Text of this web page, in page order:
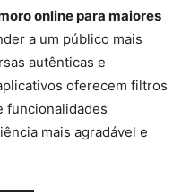
online para maiores
a um público mais
autênticas e
oferecem filtros
funcionalidades
mais agradável e